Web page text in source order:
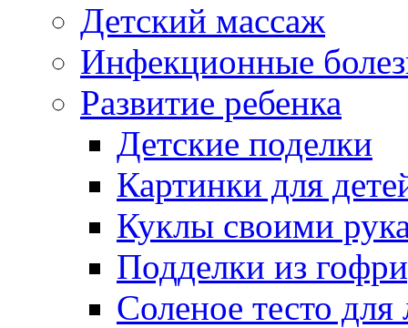
Детский массаж
Инфекционные
Развитие ребенка
Детские поделки
Картинки для
Куклы своими
Подделки из
Соленое тесто для